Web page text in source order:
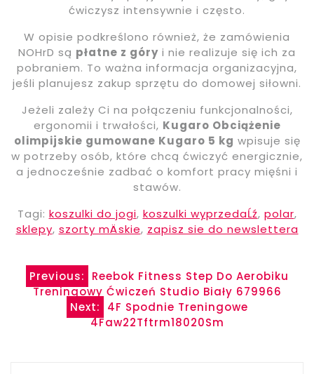
ćwiczysz intensywnie i często.
W opisie podkreślono również, że zamówienia
NOHrD są płatne z góry i nie realizuje się ich za
pobraniem. To ważna informacja organizacyjna,
jeśli planujesz zakup sprzętu do domowej siłowni.
Jeżeli zależy Ci na połączeniu funkcjonalności,
ergonomii i trwałości, Kugaro Obciążenie
olimpijskie gumowane Kugaro 5 kg wpisuje się
w potrzeby osób, które chcą ćwiczyć energicznie,
a jednocześnie zadbać o komfort pracy mięśni i
stawów.
Tagi: koszulki do jogi, koszulki wyprzedaĹź, polar,
sklepy, szorty mÄskie, zapisz sie do newslettera
Nawigacja
wpisu
Previous:
Reebok Fitness Step Do Aerobiku
Treningowy Ćwiczeń Studio Biały 679966
Next:
4F Spodnie Treningowe
4Faw22Tftrm18020Sm